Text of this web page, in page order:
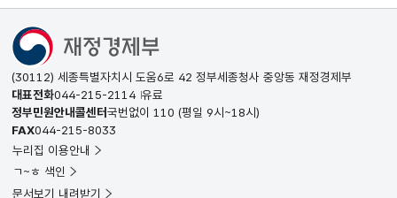
(30112) 세종특별자치시 도움6로 42 정부세종청사 중앙동 재정경제부
대표전화044-215-2114 유료
정부민원안내콜센터국번없이 110 (평일 9시~18시)
FAX044-215-8033
누리집 이용안내
ㄱ~ㅎ 색인
문서보기 내려받기